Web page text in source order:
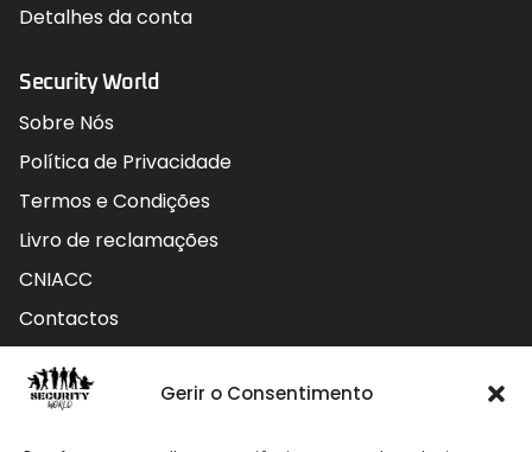
Gerir o Consentimento
Detalhes da conta
Security World
Sobre Nós
Política de Privacidade
Termos e Condições
Livro de reclamações
CNIACC
Contactos
Contactos